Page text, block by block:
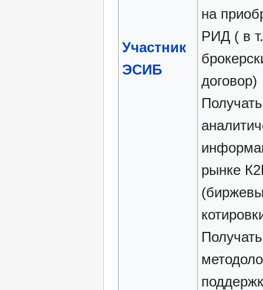
Участник
ЭСИБ
на
РИД ( в
договор)
Получать
рынке
Получать